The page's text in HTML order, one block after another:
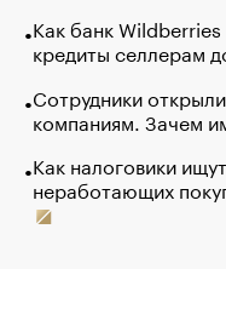
Как банк
кредиты селлерам
Сотрудники
компаниям. Зачем
Как налоговики
неработающих